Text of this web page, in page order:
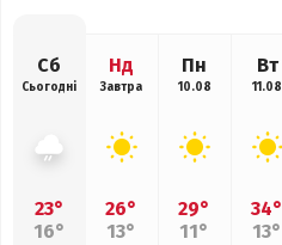
Сб
Сьогодні
23°
16°
Нд
Завтра
26°
13°
Пн
10.08
29°
11°
Вт
11.08
34°
13°